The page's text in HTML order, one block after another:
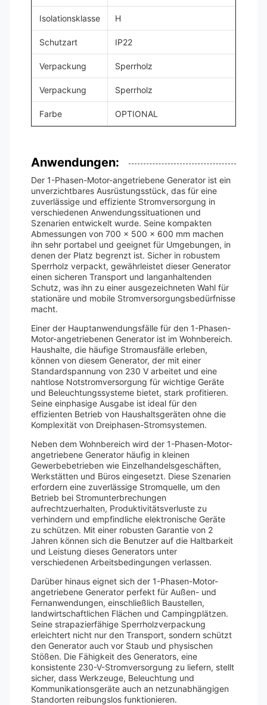
Isolationsklasse H
Schutzart IP22
Verpackung Sperrholz
Verpackung Sperrholz
Farbe OPTIONAL
Anwendungen:
Der 1-Phasen-Motor-angetriebene Generator ist ein
unverzichtbares Ausrüstungsstück, das für eine
zuverlässige und effiziente Stromversorgung in
verschiedenen Anwendungssituationen und
Szenarien entwickelt wurde. Seine kompakten
Abmessungen von 700 x 500 x 600 mm machen
ihn sehr portabel und geeignet für Umgebungen, in
denen der Platz begrenzt ist. Sicher in robustem
Sperrholz verpackt, gewährleistet dieser Generator
einen sicheren Transport und langanhaltenden
Schutz, was ihn zu einer ausgezeichneten Wahl für
stationäre und mobile Stromversorgungsbedürfnisse
macht.
Einer der Hauptanwendungsfälle für den 1-Phasen-
Motor-angetriebenen Generator ist im Wohnbereich.
Haushalte, die häufige Stromausfälle erleben,
können von diesem Generator, der mit einer
Standardspannung von 230 V arbeitet und eine
nahtlose Notstromversorgung für wichtige Geräte
und Beleuchtungssysteme bietet, stark profitieren.
Seine einphasige Ausgabe ist ideal für den
effizienten Betrieb von Haushaltsgeräten ohne die
Komplexität von Dreiphasen-Stromsystemen.
Neben dem Wohnbereich wird der 1-Phasen-Motor-
angetriebene Generator häufig in kleinen
Gewerbebetrieben wie Einzelhandelsgeschäften,
Werkstätten und Büros eingesetzt. Diese Szenarien
erfordern eine zuverlässige Stromquelle, um den
Betrieb bei Stromunterbrechungen
aufrechtzuerhalten, Produktivitätsverluste zu
verhindern und empfindliche elektronische Geräte
zu schützen. Mit einer robusten Garantie von 2
Jahren können sich die Benutzer auf die Haltbarkeit
und Leistung dieses Generators unter
verschiedenen Arbeitsbedingungen verlassen.
Darüber hinaus eignet sich der 1-Phasen-Motor-
angetriebene Generator perfekt für Außen- und
Fernanwendungen, einschließlich Baustellen,
landwirtschaftlichen Flächen und Campingplätzen.
Seine strapazierfähige Sperrholzverpackung
erleichtert nicht nur den Transport, sondern schützt
den Generator auch vor Staub und physischen
Stößen. Die Fähigkeit des Generators, eine
konsistente 230-V-Stromversorgung zu liefern, stellt
sicher, dass Werkzeuge, Beleuchtung und
Kommunikationsgeräte auch an netzunabhängigen
Standorten reibungslos funktionieren.